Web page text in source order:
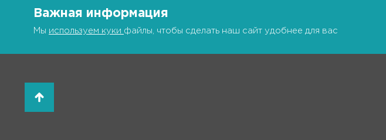
Важная информация
Мы используем куки файлы, чтобы сделать наш сайт удобнее для вас